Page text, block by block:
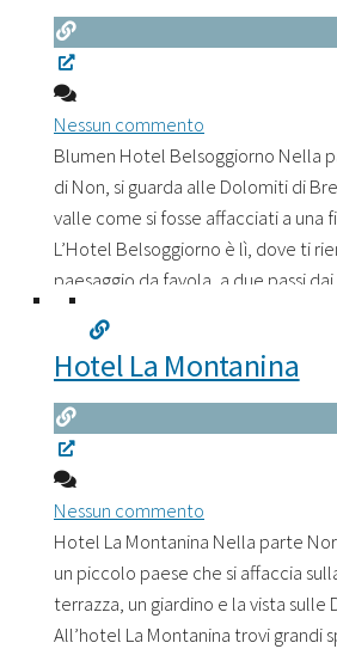
Nessun commento
Blumen Hotel Belsoggiorno Nella
di Non, si guarda alle Dolomiti di
valle come si fosse affacciati a una
L’Hotel Belsoggiorno è lì, dove ti
paesaggio da favola, a due passi
di fiori e fili d’erba di campo. Il
Hotel La Montanina
Nessun commento
Hotel La Montanina Nella parte
un piccolo paese che si affaccia
terrazza, un giardino e la vista sulle
All’hotel La Montanina trovi grandi